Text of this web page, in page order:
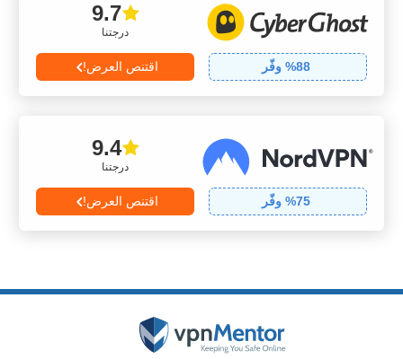
درجتنا
9.7
88% وفّر اقتنص العرض!
درجتنا
9.4
75% وفّر اقتنص العرض!